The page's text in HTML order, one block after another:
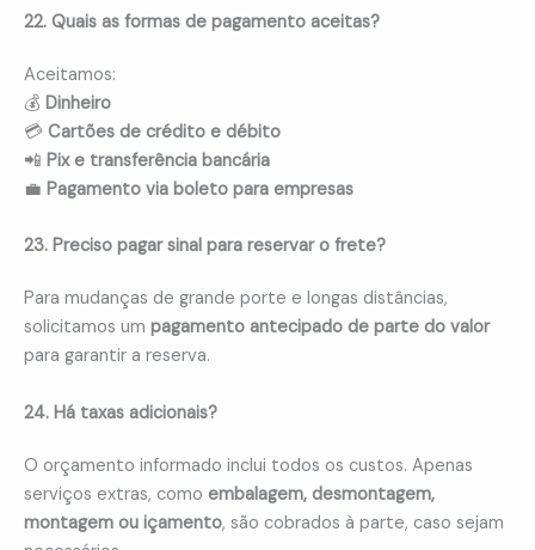
22. Quais as formas de pagamento aceitas?
Aceitamos:
💰 Dinheiro
💳 Cartões de crédito e débito
📲 Pix e transferência bancária
💼 Pagamento via boleto para empresas
23. Preciso pagar sinal para reservar o frete?
Para mudanças de grande porte e longas distâncias,
solicitamos um pagamento antecipado de parte do valor
para garantir a reserva.
24. Há taxas adicionais?
O orçamento informado inclui todos os custos. Apenas
serviços extras, como embalagem, desmontagem,
montagem ou içamento, são cobrados à parte, caso sejam